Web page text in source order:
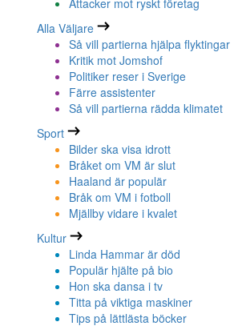
Attacker mot ryskt företag
Alla Väljare
Så vill partierna hjälpa flyktingar
Kritik mot Jomshof
Politiker reser i Sverige
Färre assistenter
Så vill partierna rädda klimatet
Sport
Bilder ska visa idrott
Bråket om VM är slut
Haaland är populär
Bråk om VM i fotboll
Mjällby vidare i kvalet
Kultur
Linda Hammar är död
Populär hjälte på bio
Hon ska dansa i tv
Titta på viktiga maskiner
Tips på lättlästa böcker